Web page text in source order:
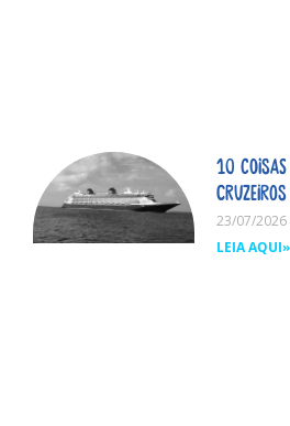
10
cruzeiros
23/07/2026
LEIA AQUI»